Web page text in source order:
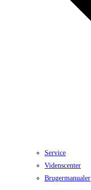
Service
Videnscenter
Brugermanualer